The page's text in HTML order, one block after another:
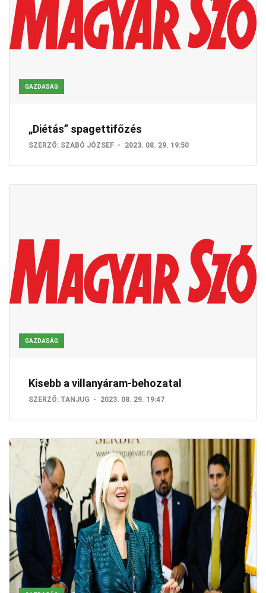
GAZDASÁG
„Diétás” spagettifőzés
SZERZŐ: SZABÓ JÓZSEF 2023. 08. 29. 19:50
GAZDASÁG
Kisebb a villanyáram-behozatal
SZERZŐ: TANJUG 2023. 08. 29. 19:47